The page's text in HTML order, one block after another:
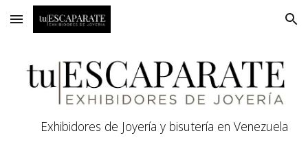
Skip to main content Skip to navigation
Exhibidores de Joyería y bisutería en Venezuela